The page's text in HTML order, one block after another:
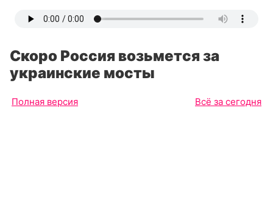
Скоро Россия возьмется за
украинские мосты
Полная версия Всё за сегодня